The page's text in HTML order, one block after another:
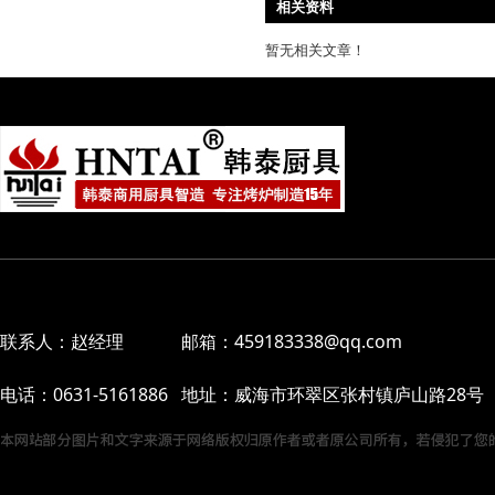
相关资料
暂无相关文章！
联系人：赵经理 邮箱：459183338@qq.com
电话：0631-5161886 地址：威海市环翠区张村镇庐山路28号